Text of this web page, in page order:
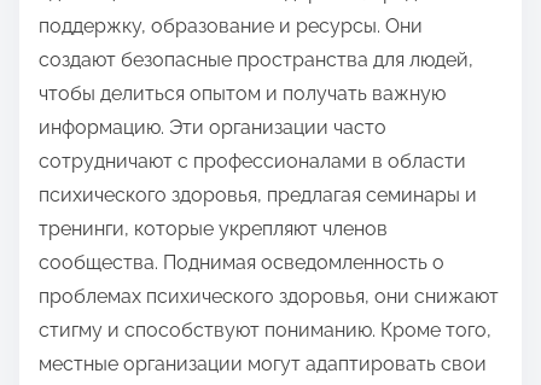
поддержку, образование и ресурсы. Они
создают безопасные пространства для людей,
чтобы делиться опытом и получать важную
информацию. Эти организации часто
сотрудничают с профессионалами в области
психического здоровья, предлагая семинары и
тренинги, которые укрепляют членов
сообщества. Поднимая осведомленность о
проблемах психического здоровья, они снижают
стигму и способствуют пониманию. Кроме того,
местные организации могут адаптировать свои